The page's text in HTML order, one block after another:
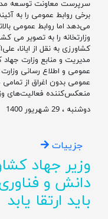
سرپرست معاونت توسعه
برخی روابط عمومی را به
می‌دهد اما روابط عمومی
وزارتخانه را به تصویر می
کشاورزی به نقل از ایانا،
مدیریت و منابع وزارت
عمومی و اطلاع رسانی وزارت
عمومی بدون اغراق از
منعکس‌کننده فعالیت‌های
دوشنبه ، 29 شهریور 1400
جزییات
وزیر جهاد
دانش و
باید ارتقا یابد